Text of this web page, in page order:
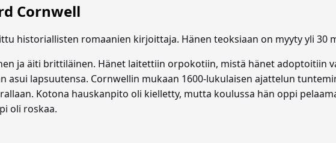
Cornwell
historiallisten romaanien kirjoittaja. Hänen teoksiaan on myyty yli 30
ja äiti brittiläinen. Hänet laitettiin orpokotiin, mistä hänet adoptoitiin
asui lapsuutensa. Cornwellin mukaan 1600-lukulaisen ajattelun
Kotona hauskanpito oli kielletty, mutta koulussa hän oppi
oli roskaa.